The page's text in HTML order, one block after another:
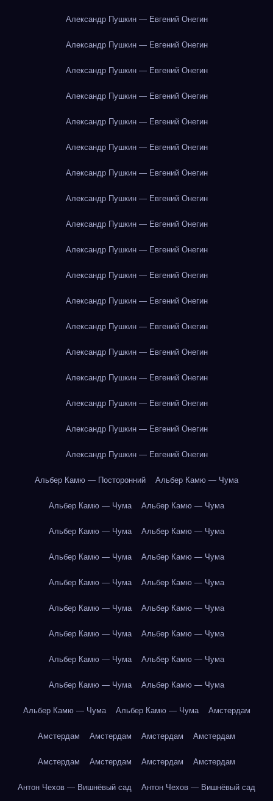
Александр Пушкин — Евгений Онегин
Александр Пушкин — Евгений Онегин
Александр Пушкин — Евгений Онегин
Александр Пушкин — Евгений Онегин
Александр Пушкин — Евгений Онегин
Александр Пушкин — Евгений Онегин
Александр Пушкин — Евгений Онегин
Александр Пушкин — Евгений Онегин
Александр Пушкин — Евгений Онегин
Александр Пушкин — Евгений Онегин
Александр Пушкин — Евгений Онегин
Александр Пушкин — Евгений Онегин
Александр Пушкин — Евгений Онегин
Александр Пушкин — Евгений Онегин
Александр Пушкин — Евгений Онегин
Александр Пушкин — Евгений Онегин
Александр Пушкин — Евгений Онегин
Александр Пушкин — Евгений Онегин
Альбер Камю — Посторонний Альбер Камю — Чума
Альбер Камю — Чума Альбер Камю — Чума
Альбер Камю — Чума Альбер Камю — Чума
Альбер Камю — Чума Альбер Камю — Чума
Альбер Камю — Чума Альбер Камю — Чума
Альбер Камю — Чума Альбер Камю — Чума
Альбер Камю — Чума Альбер Камю — Чума
Альбер Камю — Чума Альбер Камю — Чума
Альбер Камю — Чума Альбер Камю — Чума
Альбер Камю — Чума Альбер Камю — Чума Амстердам
Амстердам Амстердам Амстердам Амстердам
Амстердам Амстердам Амстердам Амстердам
Антон Чехов — Вишнёвый сад Антон Чехов — Вишнёвый сад